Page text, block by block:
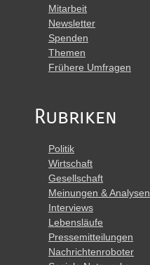
Mitarbeit
Newsletter
Spenden
Themen
Frühere Umfragen
Rubriken
Politik
Wirtschaft
Gesellschaft
Meinungen & Analysen
Interviews
Lebensläufe
Pressemitteilungen
Nachrichtenroboter